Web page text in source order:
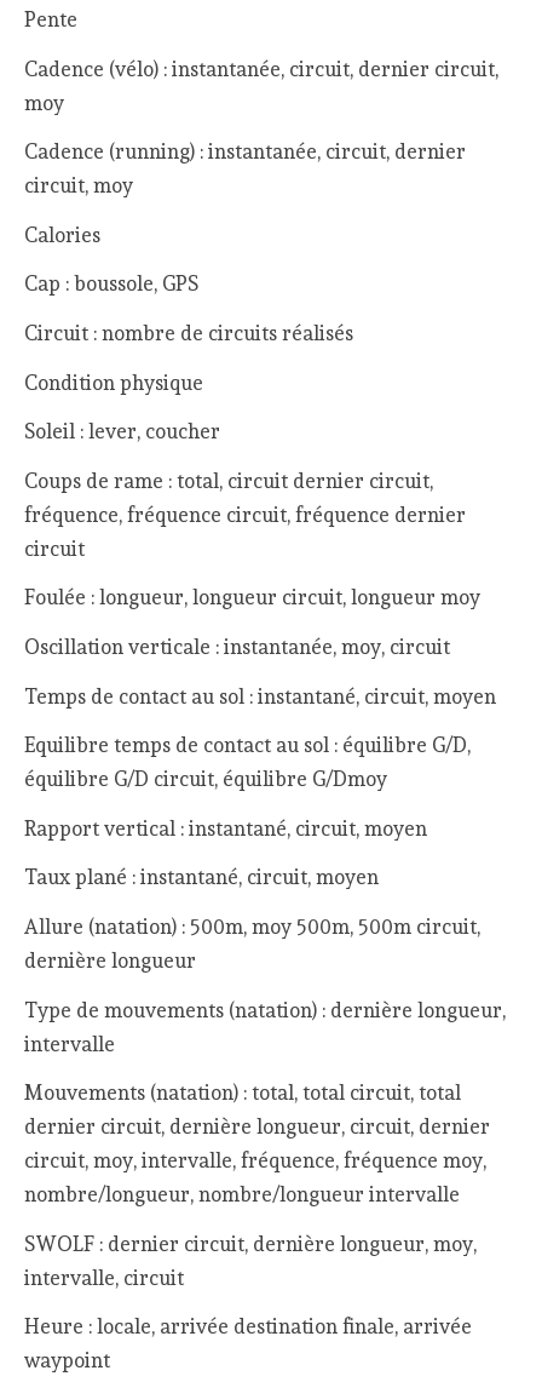
Pente
Cadence (vélo) : instantanée, circuit, dernier circuit,
moy
Cadence (running) : instantanée, circuit, dernier
circuit, moy
Calories
Cap : boussole, GPS
Circuit : nombre de circuits réalisés
Condition physique
Soleil : lever, coucher
Coups de rame : total, circuit dernier circuit,
fréquence, fréquence circuit, fréquence dernier
circuit
Foulée : longueur, longueur circuit, longueur moy
Oscillation verticale : instantanée, moy, circuit
Temps de contact au sol : instantané, circuit, moyen
Equilibre temps de contact au sol : équilibre G/D,
équilibre G/D circuit, équilibre G/Dmoy
Rapport vertical : instantané, circuit, moyen
Taux plané : instantané, circuit, moyen
Allure (natation) : 500m, moy 500m, 500m circuit,
dernière longueur
Type de mouvements (natation) : dernière longueur,
intervalle
Mouvements (natation) : total, total circuit, total
dernier circuit, dernière longueur, circuit, dernier
circuit, moy, intervalle, fréquence, fréquence moy,
nombre/longueur, nombre/longueur intervalle
SWOLF : dernier circuit, dernière longueur, moy,
intervalle, circuit
Heure : locale, arrivée destination finale, arrivée
waypoint